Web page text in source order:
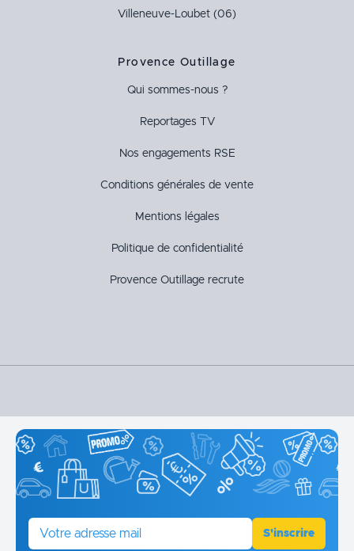
Villeneuve-Loubet (06)
Provence Outillage
Qui sommes-nous ?
Reportages TV
Nos engagements RSE
Conditions générales de vente
Mentions légales
Politique de confidentialité
Provence Outillage recrute
E-mail
S'inscrire